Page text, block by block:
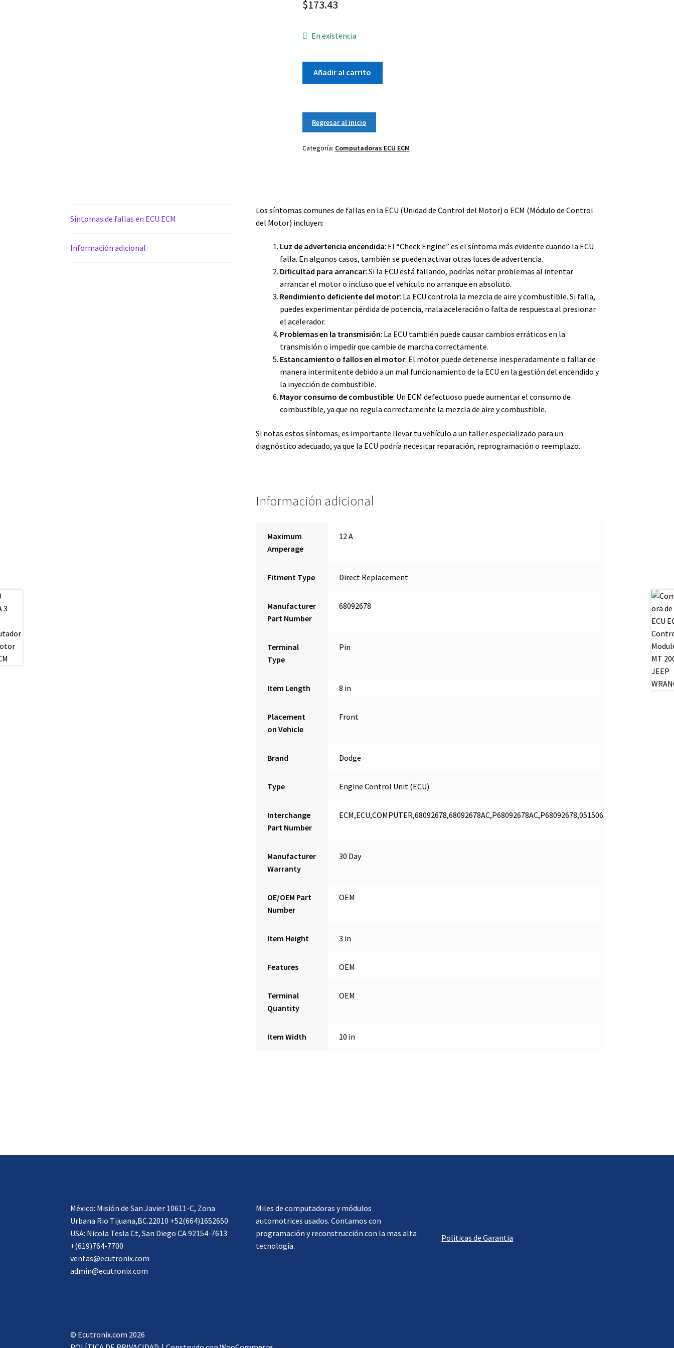
$173.43
En existencia
Control
cantidad
Añadir al carrito
Regresar al inicio
Categoría: Computadoras ECU ECM
Síntomas de fallas en ECU ECM
Información adicional
Los síntomas comunes de fallas en la ECU (Unidad de Control del Motor) o ECM (Módulo de Control
del Motor) incluyen:
Luz de advertencia encendida: El “Check Engine” es el síntoma más evidente cuando la ECU
falla. En algunos casos, también se pueden activar otras luces de advertencia.
Dificultad para arrancar: Si la ECU está fallando, podrías notar problemas al intentar
arrancar el motor o incluso que el vehículo no arranque en absoluto.
Rendimiento deficiente del motor: La ECU controla la mezcla de aire y combustible. Si falla,
puedes experimentar pérdida de potencia, mala aceleración o falta de respuesta al presionar
el acelerador.
Problemas en la transmisión: La ECU también puede causar cambios erráticos en la
transmisión o impedir que cambie de marcha correctamente.
Estancamiento o fallos en el motor: El motor puede detenerse inesperadamente o fallar de
manera intermitente debido a un mal funcionamiento de la ECU en la gestión del encendido y
la inyección de combustible.
Mayor consumo de combustible: Un ECM defectuoso puede aumentar el consumo de
combustible, ya que no regula correctamente la mezcla de aire y combustible.
Si notas estos síntomas, es importante llevar tu vehículo a un taller especializado para un
diagnóstico adecuado, ya que la ECU podría necesitar reparación, reprogramación o reemplazo.
Información adicional
Maximum
Amperage
12 A
Fitment Type Direct Replacement
Manufacturer
Part Number
68092678
Terminal
Type
Pin
Item Length 8 in
Placement
on Vehicle
Front
Brand Dodge
Type Engine Control Unit (ECU)
Interchange
Part Number
Manufacturer
Warranty
30 Day
OE/OEM Part
Number
OEM
Item Height 3 in
Features OEM
Terminal
Quantity
OEM
Item Width 10 in
México: Misión de San Javier 10611-C, Zona
Urbana Rio Tijuana,BC.22010 +52(664)1652650
USA: Nicola Tesla Ct, San Diego CA 92154-7613
+(619)764-7700
ventas@ecutronix.com
admin@ecutronix.com
Miles de computadoras y módulos
automotrices usados. Contamos con
programación y reconstrucción con la mas alta
tecnología.
Politicas de Garantia
© Ecutronix.com 2026